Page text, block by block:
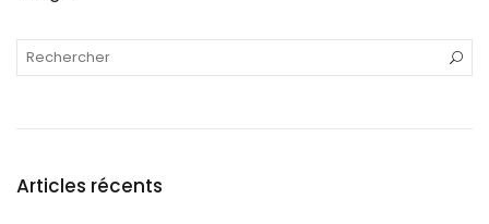
Articles récents